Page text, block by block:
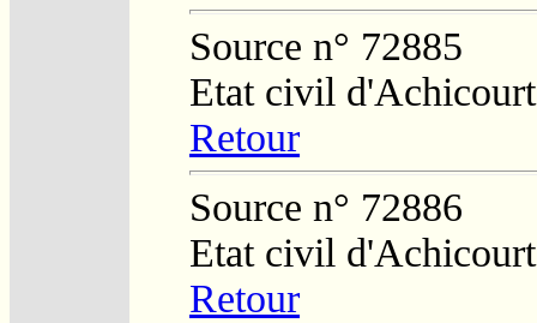
Source n° 72885
Etat civil d'Achicourt
Retour
Source n° 72886
Etat civil d'Achicourt
Retour